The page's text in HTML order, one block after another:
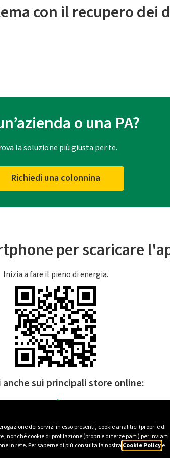
dei servizi in esso presenti, cookie analitici (propri e di
nonché cookie di profilazione (propri e di terze parti) per inviarti
in rete. Per saperne di più consulta la nostra Cookie Policye
con il recupero dei
o una PA?
la soluzione più giusta per te.
Richiedi una colonnina
per scaricare
Inizia a fare il pieno di energia.
anche sui principali store online: